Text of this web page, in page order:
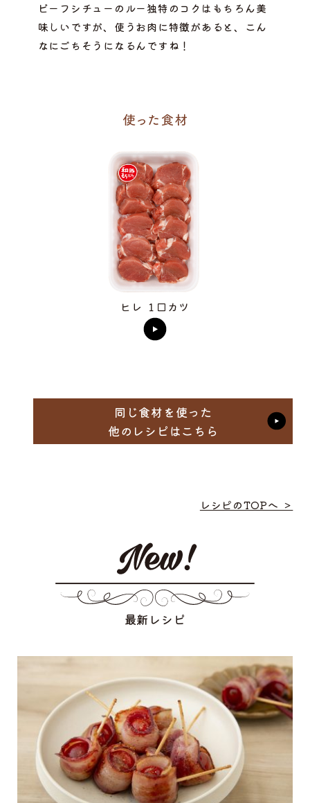
ビーフシチューのルー独特のコクはもちろん美
味しいですが、使うお肉に特徴があると、こん
なにごちそうになるんですね！
ヒレ １口カツ
同じ食材を使った
他のレシピはこちら
レシピのTOPへ ＞
最新レシピ